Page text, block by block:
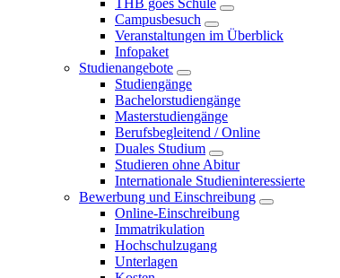
THB goes Schule
Campusbesuch
Veranstaltungen im Überblick
Infopaket
Studienangebote
Studiengänge
Bachelorstudiengänge
Masterstudiengänge
Berufsbegleitend / Online
Duales Studium
Studieren ohne Abitur
Internationale Studieninteressierte
Bewerbung und Einschreibung
Online-Einschreibung
Immatrikulation
Hochschulzugang
Unterlagen